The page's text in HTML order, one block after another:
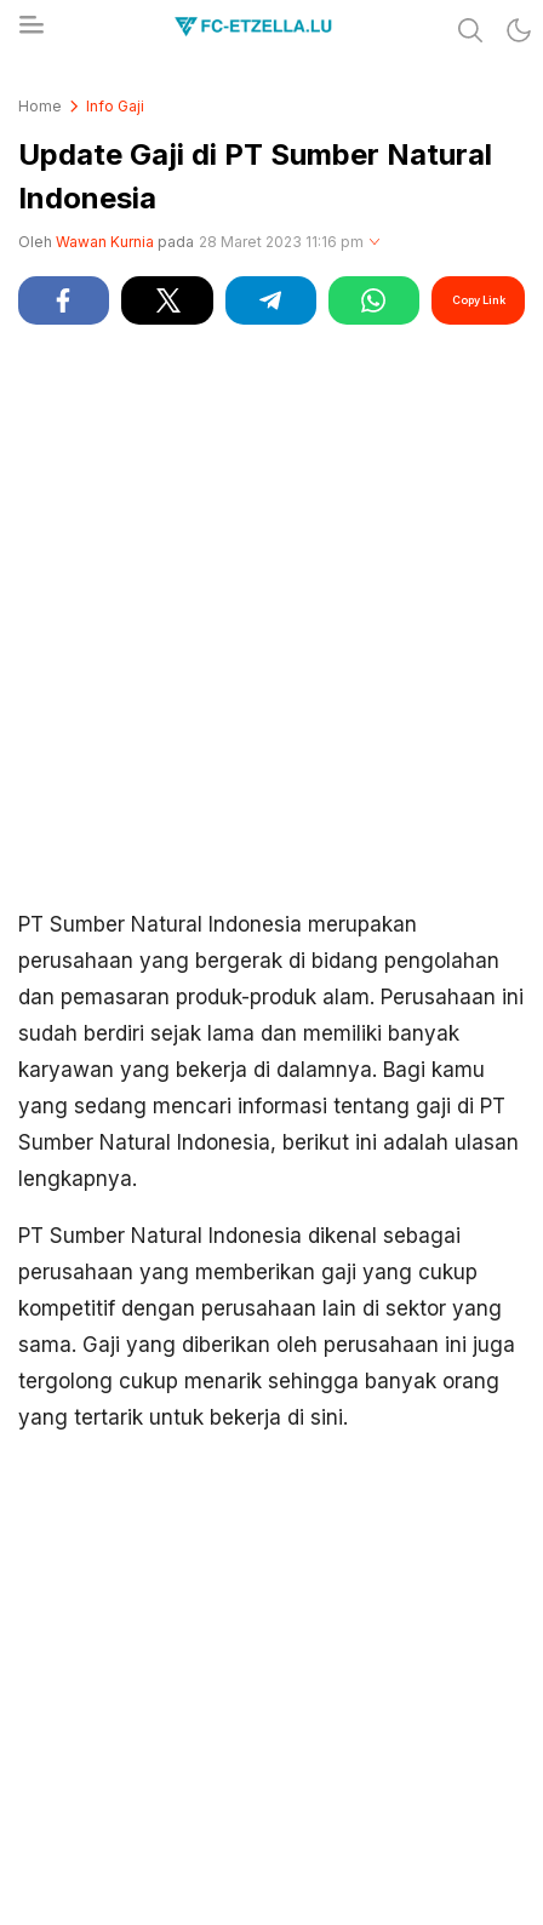
Home Info Gaji
Update Gaji di PT Sumber Natural
Indonesia
Oleh Wawan Kurnia pada 28 Maret 2023 11:16 pm
Copy Link
PT Sumber Natural Indonesia merupakan
perusahaan yang bergerak di bidang pengolahan
dan pemasaran produk-produk alam. Perusahaan ini
sudah berdiri sejak lama dan memiliki banyak
karyawan yang bekerja di dalamnya. Bagi kamu
yang sedang mencari informasi tentang gaji di PT
Sumber Natural Indonesia, berikut ini adalah ulasan
lengkapnya.
PT Sumber Natural Indonesia dikenal sebagai
perusahaan yang memberikan gaji yang cukup
kompetitif dengan perusahaan lain di sektor yang
sama. Gaji yang diberikan oleh perusahaan ini juga
tergolong cukup menarik sehingga banyak orang
yang tertarik untuk bekerja di sini.